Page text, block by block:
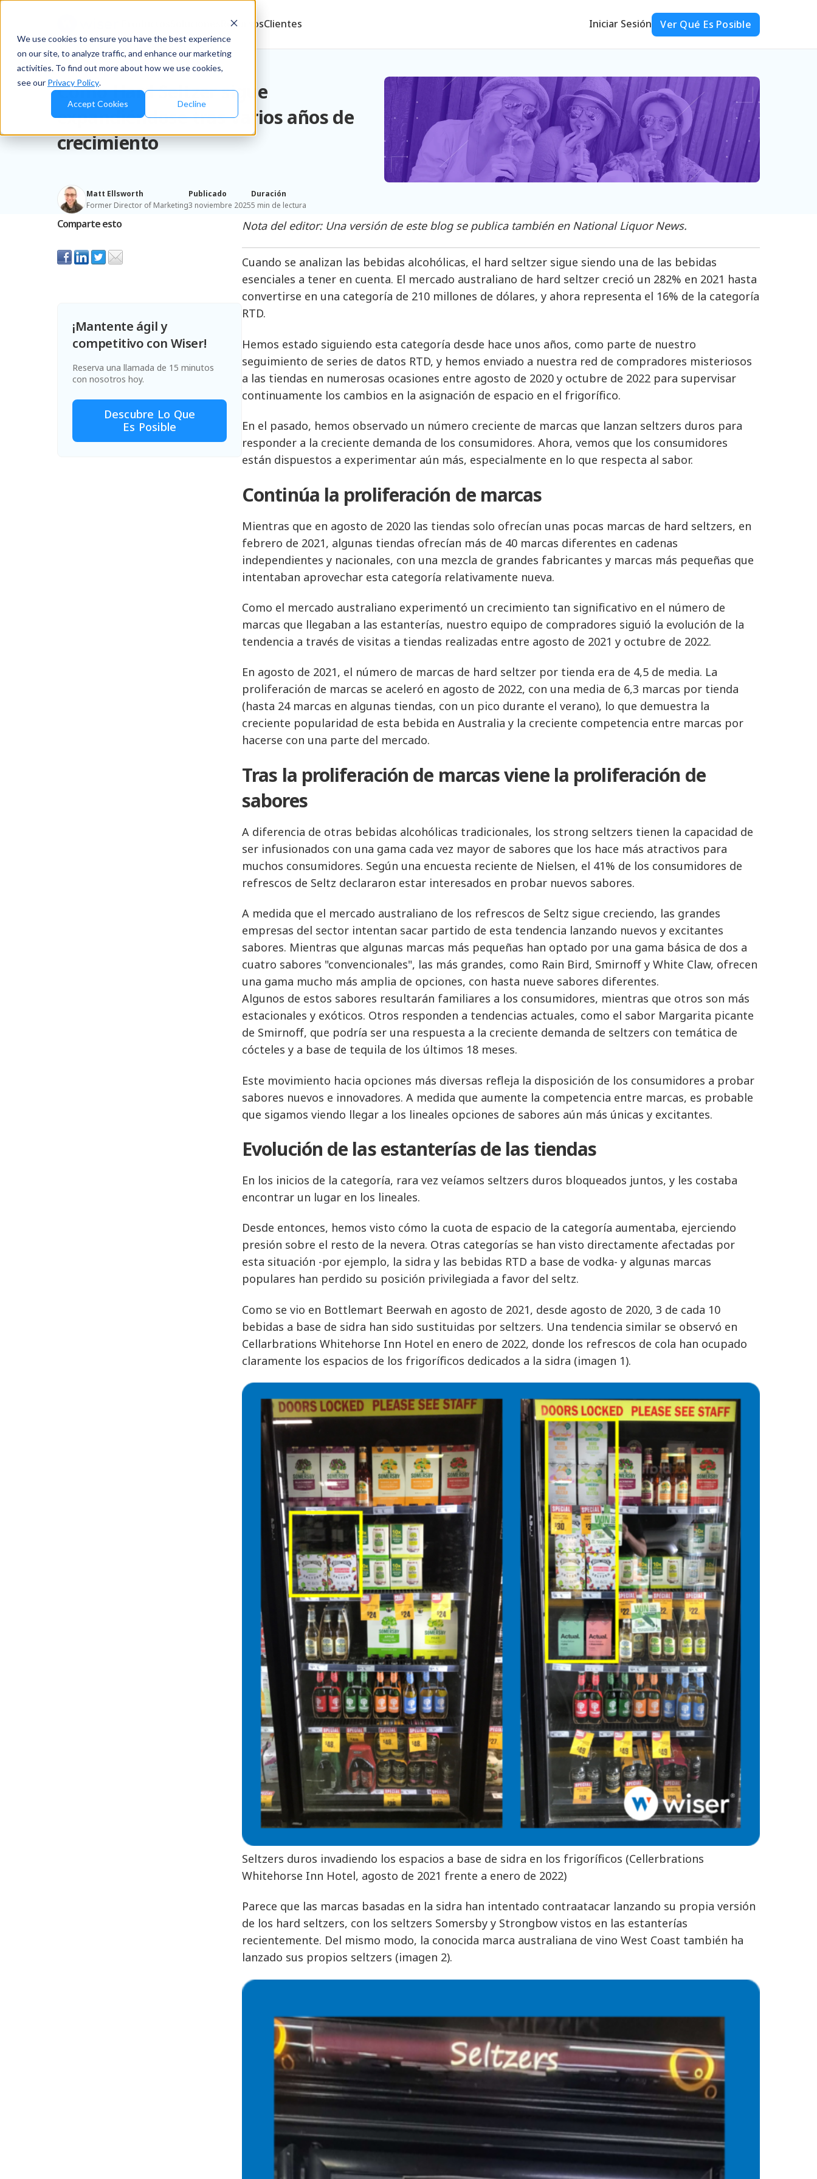
We use cookies to ensure you have the best experience
on our site, to analyze traffic, and enhance our marketing
activities. To find out more about how we use cookies,
see our Privacy Policy.
Accept Cookies Decline
RecursosClientes Iniciar Sesión Ver Qué Es Posible
Blog/Brands
Cómo Hard Seltzer sigue
expandiéndose tras varios años de
crecimiento
Matt Ellsworth
Former Director of Marketing
Publicado
3 noviembre 2025
Duración
5 min de lectura
Comparte esto
¡Mantente ágil y
competitivo con Wiser!
Reserva una llamada de 15 minutos
con nosotros hoy.
Descubre Lo Que
Es Posible
Nota del editor: Una versión de este blog se publica también en National Liquor News.
Cuando se analizan las bebidas alcohólicas, el hard seltzer sigue siendo una de las bebidas
esenciales a tener en cuenta. El mercado australiano de hard seltzer creció un 282% en 2021 hasta
convertirse en una categoría de 210 millones de dólares, y ahora representa el 16% de la categoría
RTD.
Hemos estado siguiendo esta categoría desde hace unos años, como parte de nuestro
seguimiento de series de datos RTD, y hemos enviado a nuestra red de compradores misteriosos
a las tiendas en numerosas ocasiones entre agosto de 2020 y octubre de 2022 para supervisar
continuamente los cambios en la asignación de espacio en el frigorífico.
En el pasado, hemos observado un número creciente de marcas que lanzan seltzers duros para
responder a la creciente demanda de los consumidores. Ahora, vemos que los consumidores
están dispuestos a experimentar aún más, especialmente en lo que respecta al sabor.
Continúa la proliferación de marcas
Mientras que en agosto de 2020 las tiendas solo ofrecían unas pocas marcas de hard seltzers, en
febrero de 2021, algunas tiendas ofrecían más de 40 marcas diferentes en cadenas
independientes y nacionales, con una mezcla de grandes fabricantes y marcas más pequeñas que
intentaban aprovechar esta categoría relativamente nueva.
Como el mercado australiano experimentó un crecimiento tan significativo en el número de
marcas que llegaban a las estanterías, nuestro equipo de compradores siguió la evolución de la
tendencia a través de visitas a tiendas realizadas entre agosto de 2021 y octubre de 2022.
En agosto de 2021, el número de marcas de hard seltzer por tienda era de 4,5 de media. La
proliferación de marcas se aceleró en agosto de 2022, con una media de 6,3 marcas por tienda
(hasta 24 marcas en algunas tiendas, con un pico durante el verano), lo que demuestra la
creciente popularidad de esta bebida en Australia y la creciente competencia entre marcas por
hacerse con una parte del mercado.
Tras la proliferación de marcas viene la proliferación de
sabores
A diferencia de otras bebidas alcohólicas tradicionales, los strong seltzers tienen la capacidad de
ser infusionados con una gama cada vez mayor de sabores que los hace más atractivos para
muchos consumidores. Según una encuesta reciente de Nielsen, el 41% de los consumidores de
refrescos de Seltz declararon estar interesados en probar nuevos sabores.
A medida que el mercado australiano de los refrescos de Seltz sigue creciendo, las grandes
empresas del sector intentan sacar partido de esta tendencia lanzando nuevos y excitantes
sabores. Mientras que algunas marcas más pequeñas han optado por una gama básica de dos a
cuatro sabores "convencionales", las más grandes, como Rain Bird, Smirnoff y White Claw, ofrecen
una gama mucho más amplia de opciones, con hasta nueve sabores diferentes.
Algunos de estos sabores resultarán familiares a los consumidores, mientras que otros son más
estacionales y exóticos. Otros responden a tendencias actuales, como el sabor Margarita picante
de Smirnoff, que podría ser una respuesta a la creciente demanda de seltzers con temática de
cócteles y a base de tequila de los últimos 18 meses.
Este movimiento hacia opciones más diversas refleja la disposición de los consumidores a probar
sabores nuevos e innovadores. A medida que aumente la competencia entre marcas, es probable
que sigamos viendo llegar a los lineales opciones de sabores aún más únicas y excitantes.
Evolución de las estanterías de las tiendas
En los inicios de la categoría, rara vez veíamos seltzers duros bloqueados juntos, y les costaba
encontrar un lugar en los lineales.
Desde entonces, hemos visto cómo la cuota de espacio de la categoría aumentaba, ejerciendo
presión sobre el resto de la nevera. Otras categorías se han visto directamente afectadas por
esta situación -por ejemplo, la sidra y las bebidas RTD a base de vodka- y algunas marcas
populares han perdido su posición privilegiada a favor del seltz.
Como se vio en Bottlemart Beerwah en agosto de 2021, desde agosto de 2020, 3 de cada 10
bebidas a base de sidra han sido sustituidas por seltzers. Una tendencia similar se observó en
Cellarbrations Whitehorse Inn Hotel en enero de 2022, donde los refrescos de cola han ocupado
claramente los espacios de los frigoríficos dedicados a la sidra (imagen 1).
Seltzers duros invadiendo los espacios a base de sidra en los frigoríficos (Cellerbrations
Whitehorse Inn Hotel, agosto de 2021 frente a enero de 2022)
Parece que las marcas basadas en la sidra han intentado contraatacar lanzando su propia versión
de los hard seltzers, con los seltzers Somersby y Strongbow vistos en las estanterías
recientemente. Del mismo modo, la conocida marca australiana de vino West Coast también ha
lanzado sus propios seltzers (imagen 2).